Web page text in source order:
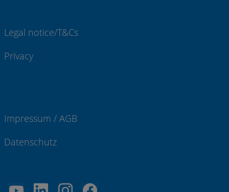
Legal notice/T&Cs
Privacy
Impressum / AGB
Datenschutz